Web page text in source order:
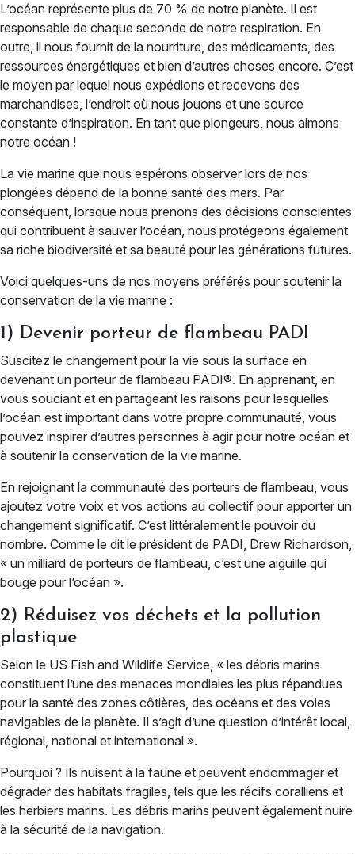
L’océan représente plus de 70 % de notre planète. Il est
responsable de chaque seconde de notre respiration. En
outre, il nous fournit de la nourriture, des médicaments, des
ressources énergétiques et bien d’autres choses encore. C’est
le moyen par lequel nous expédions et recevons des
marchandises, l’endroit où nous jouons et une source
constante d’inspiration. En tant que plongeurs, nous aimons
notre océan !
La vie marine que nous espérons observer lors de nos
plongées dépend de la bonne santé des mers. Par
conséquent, lorsque nous prenons des décisions conscientes
qui contribuent à sauver l’océan, nous protégeons également
sa riche biodiversité et sa beauté pour les générations futures.
Voici quelques-uns de nos moyens préférés pour soutenir la
conservation de la vie marine :
1) Devenir porteur de flambeau PADI
Suscitez le changement pour la vie sous la surface en
devenant un porteur de flambeau PADI®. En apprenant, en
vous souciant et en partageant les raisons pour lesquelles
l’océan est important dans votre propre communauté, vous
pouvez inspirer d’autres personnes à agir pour notre océan et
à soutenir la conservation de la vie marine.
En rejoignant la communauté des porteurs de flambeau, vous
ajoutez votre voix et vos actions au collectif pour apporter un
changement significatif. C’est littéralement le pouvoir du
nombre. Comme le dit le président de PADI, Drew Richardson,
« un milliard de porteurs de flambeau, c’est une aiguille qui
bouge pour l’océan ».
2) Réduisez vos déchets et la pollution
plastique
Selon le US Fish and Wildlife Service, « les débris marins
constituent l’une des menaces mondiales les plus répandues
pour la santé des zones côtières, des océans et des voies
navigables de la planète. Il s’agit d’une question d’intérêt local,
régional, national et international ».
Pourquoi ? Ils nuisent à la faune et peuvent endommager et
dégrader des habitats fragiles, tels que les récifs coralliens et
les herbiers marins. Les débris marins peuvent également nuire
à la sécurité de la navigation.